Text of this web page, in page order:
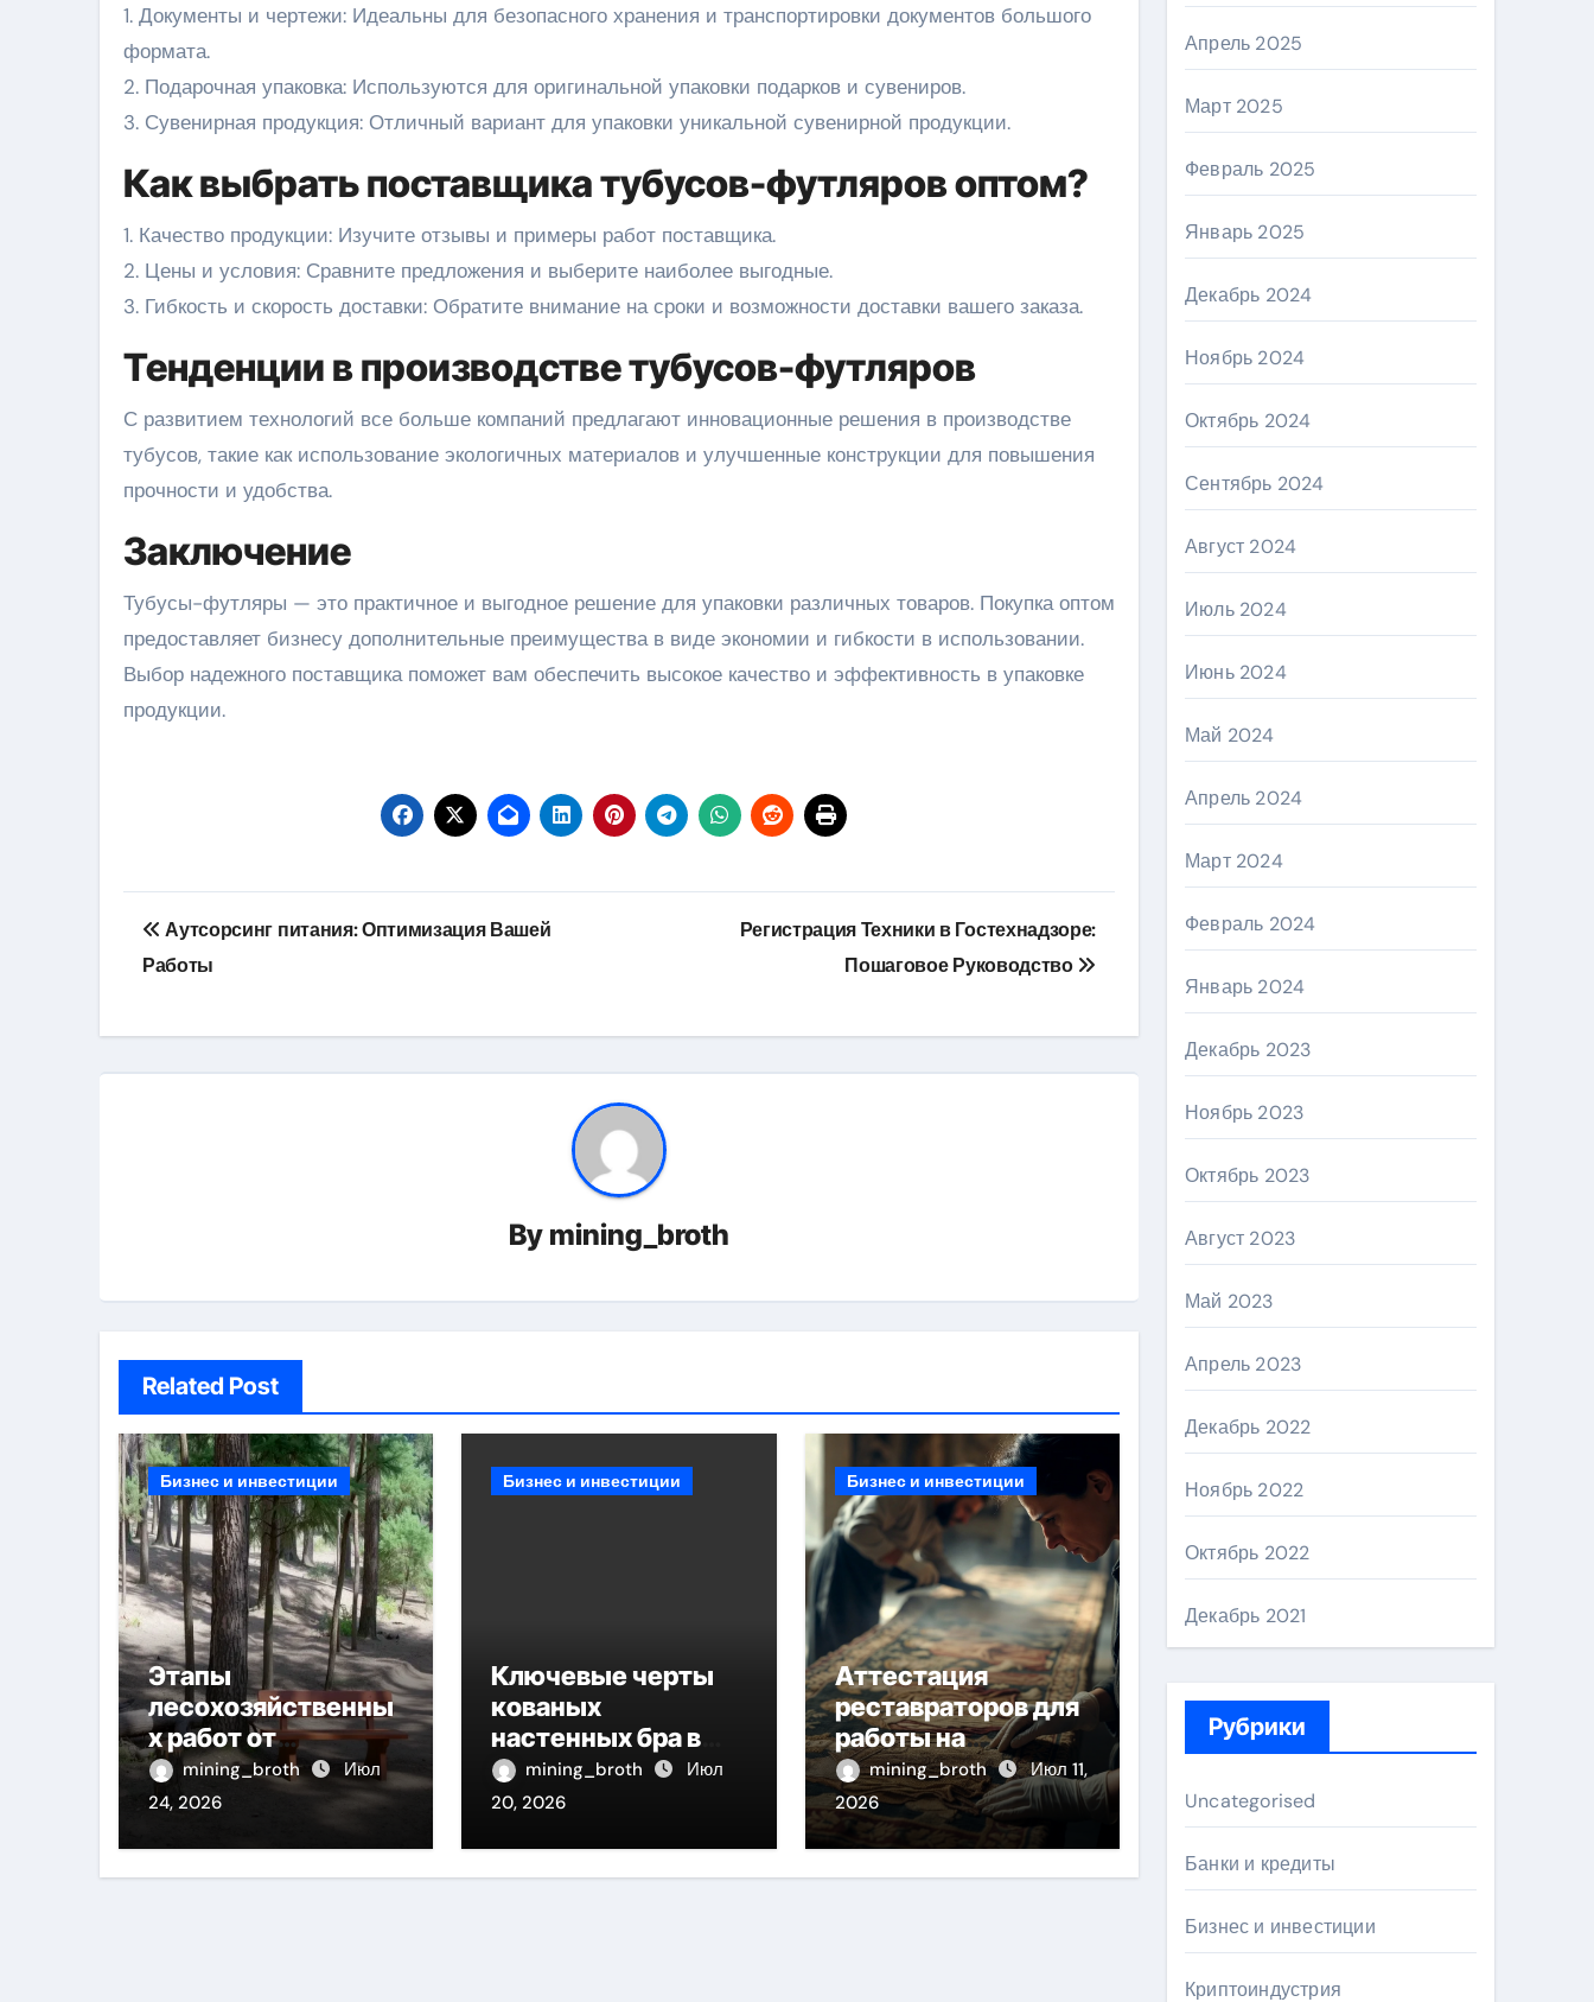
1. Документы и чертежи: Идеальны для безопасного хранения и транспортировки документов большого
формата.
2. Подарочная упаковка: Используются для оригинальной упаковки подарков и сувениров.
3. Сувенирная продукция: Отличный вариант для упаковки уникальной сувенирной продукции.
Как выбрать поставщика тубусов-футляров оптом?
1. Качество продукции: Изучите отзывы и примеры работ поставщика.
2. Цены и условия: Сравните предложения и выберите наиболее выгодные.
3. Гибкость и скорость доставки: Обратите внимание на сроки и возможности доставки вашего заказа.
Тенденции в производстве тубусов-футляров
С развитием технологий все больше компаний предлагают инновационные решения в производстве
тубусов, такие как использование экологичных материалов и улучшенные конструкции для повышения
прочности и удобства.
Заключение
Тубусы-футляры — это практичное и выгодное решение для упаковки различных товаров. Покупка оптом
предоставляет бизнесу дополнительные преимущества в виде экономии и гибкости в использовании.
Выбор надежного поставщика поможет вам обеспечить высокое качество и эффективность в упаковке
продукции.
Навигация
по
Аутсорсинг питания: Оптимизация Вашей
Работы
Регистрация Техники в Гостехнадзоре:
Пошаговое Руководство
By mining_broth
Related Post
Бизнес и инвестиции
Этапы
лесохозяйственны
х работ от
проектной
документации до
противопожарных
mining_broth
Июл
24, 2026
Бизнес и инвестиции
Ключевые черты
кованых
настенных бра в
виде факела с
эффектом старины
mining_broth
Июл
20, 2026
Бизнес и инвестиции
Аттестация
реставраторов для
работы на
объектах
культурного
наследия
mining_broth
Июл 11,
2026
Апрель 2025
Март 2025
Февраль 2025
Январь 2025
Декабрь 2024
Ноябрь 2024
Октябрь 2024
Сентябрь 2024
Август 2024
Июль 2024
Июнь 2024
Май 2024
Апрель 2024
Март 2024
Февраль 2024
Январь 2024
Декабрь 2023
Ноябрь 2023
Октябрь 2023
Август 2023
Май 2023
Апрель 2023
Декабрь 2022
Ноябрь 2022
Октябрь 2022
Декабрь 2021
Рубрики
Uncategorised
Банки и кредиты
Бизнес и инвестиции
Криптоиндустрия